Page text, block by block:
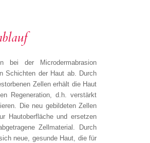
bei der Microdermabrasion
Schichten der Haut ab. Durch
Zellen erhält die Haut
Regeneration, d.h. verstärkt
Die neu gebildeten Zellen
Hautoberfläche und ersetzen
Zellmaterial. Durch
neue, gesunde Haut, die für